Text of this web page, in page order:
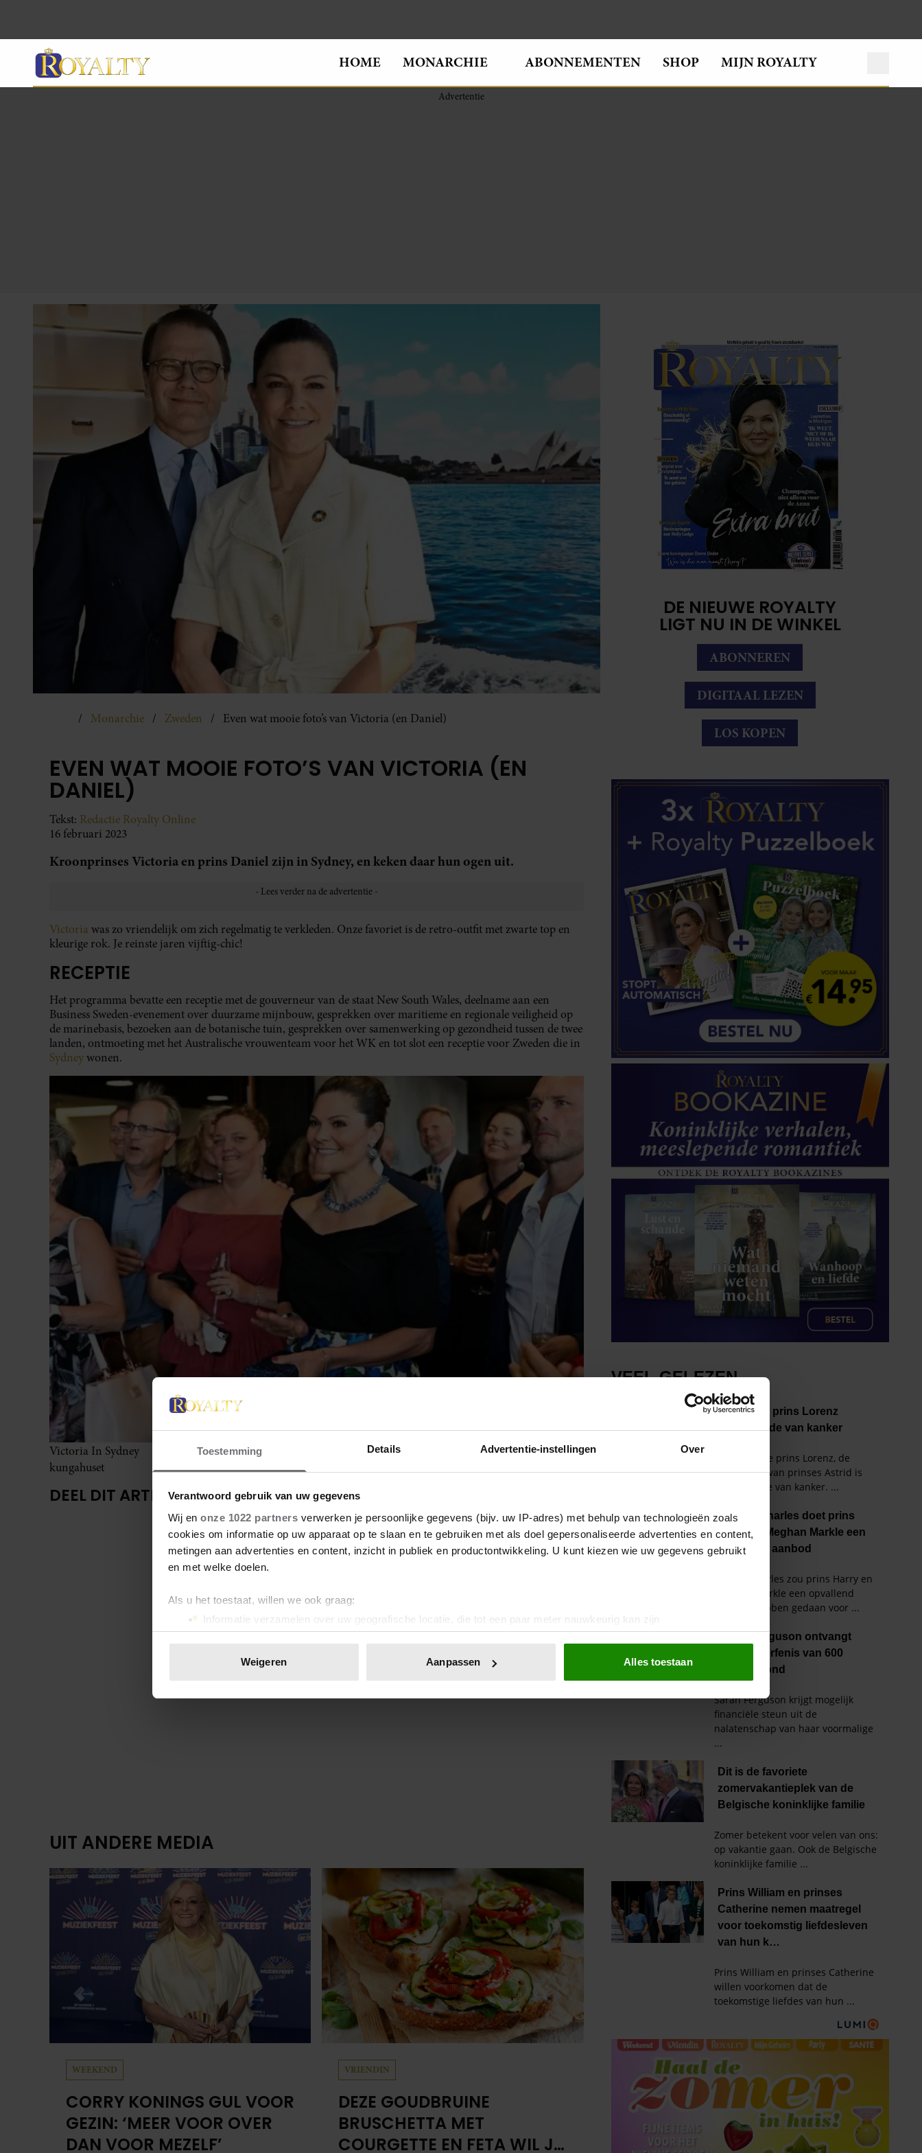
Toestemming Details Advertentie-instellingen Over
Verantwoord gebruik van uw gegevens
Wij en onze 1022 partners verwerken je persoonlijke gegevens (bijv. uw IP-adres) met behulp van technologieën zoals
cookies om informatie op uw apparaat op te slaan en te gebruiken met als doel gepersonaliseerde advertenties en content,
metingen aan advertenties en content, inzicht in publiek en productontwikkeling. U kunt kiezen wie uw gegevens gebruikt
en met welke doelen.
Als u het toestaat, willen we ook graag:
Informatie verzamelen over uw geografische locatie, die tot een paar meter nauwkeurig kan zijn
Uw apparaat identificeren door het actief te scannen op specifieke eigenschappen (fingerprinting)
toestemming op elk moment wijzigen of intrekken in de Cookieverklaring.
We gebruiken cookies om content en advertenties te personaliseren, om functies voor social media te bieden en om ons
websiteverkeer te analyseren. Ook delen we informatie over uw gebruik van onze site met onze partners voor social
Weigeren Aanpassen Alles toestaan
HOME MONARCHIE ABONNEMENTEN SHOP MIJN ROYALTY
Monarchie Zweden Even wat mooie foto’s van Victoria (en Daniel)
EVEN WAT MOOIE FOTO’S VAN VICTORIA (EN
DANIEL)
Tekst: Redactie Royalty Online
16 februari 2023
Kroonprinses Victoria en prins Daniel zijn in Sydney, en keken daar hun ogen uit.
Victoria was zo vriendelijk om zich regelmatig te verkleden. Onze favoriet is de retro-outfit met zwarte top en
kleurige rok. Je reinste jaren vijftig-chic!
RECEPTIE
Het programma bevatte een receptie met de gouverneur van de staat New South Wales, deelname aan een
Business Sweden-evenement over duurzame mijnbouw, gesprekken over maritieme en regionale veiligheid op
de marinebasis, bezoeken aan de botanische tuin, gesprekken over samenwerking op gezondheid tussen de twee
landen, ontmoeting met het Australische vrouwenteam voor het WK en tot slot een receptie voor Zweden die in
Sydneywonen.
Victoria In Sydney
kungahuset
DEEL DIT ARTIKEL OP SOCIAL MEDIA!
UIT ANDERE MEDIA
GEZIN: ‘MEER VOOR OVER
Corry Konings weet goed hoe belangrijk geld
is, zeker nu het leven steeds duurder wordt.
Toch kijkt ze niet op een euro als het om haar
familie gaat, vertelt ze deze week in Weekend.
Haar kinderen en kleinkinderen verwent ze
met alle liefde. “Ik heb voor hen meer over dan
voor mezelf.”
METEEN MAKEN
Bereidingstijd: 20 minuten • 700 g jonge
courgettes (klein en dun) • 400 g kerstomaatjes
• olijfolie • 2 tenen knoflook • 150 g feta • 4
dikke sneden witbrood 1. Snijd de courgettes
schuin in plakken van 2 centimeter dik.
Halveer de tomaatjes. Pel en hak de knoflook. 2.
Verhit een scheut olie in…
DE NIEUWE ROYALTY
LIGT NU IN DE WINKEL
ABONNEREN
DIGITAAL LEZEN
LOS KOPEN